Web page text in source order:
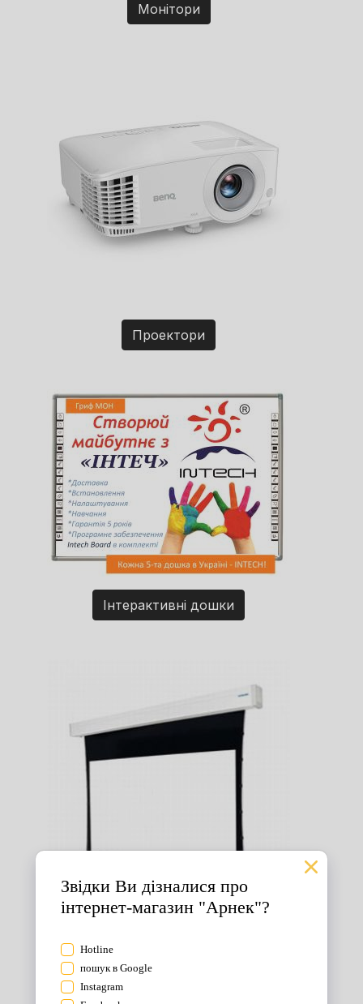
Монітори
Проектори
Інтерактивні дошки